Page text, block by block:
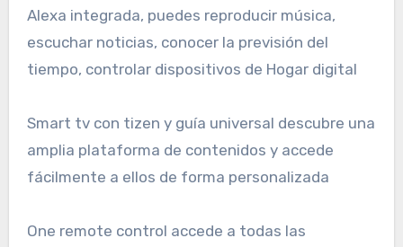
Alexa integrada, puedes reproducir música,
escuchar noticias, conocer la previsión del
tiempo, controlar dispositivos de Hogar digital
Smart tv con tizen y guía universal descubre una
amplia plataforma de contenidos y accede
fácilmente a ellos de forma personalizada
One remote control accede a todas las